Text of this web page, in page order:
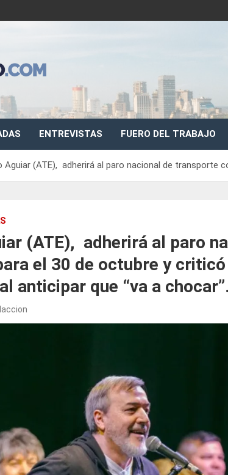
laborales
ENTREVISTAS FUERO DEL TRABAJO
Aguiar (ATE), adherirá al paro nacional de transporte
(ATE), adherirá al paro
el 30 de octubre y
anticipar que “va a chocar”.